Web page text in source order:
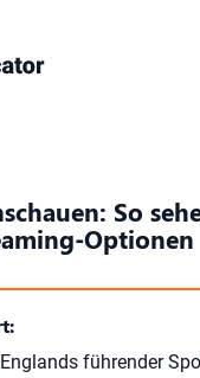
So
Optionen
führender